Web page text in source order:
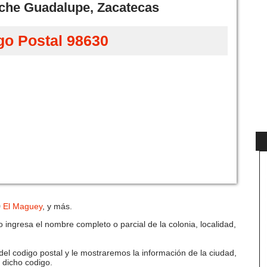
Guadalupe, Zacatecas
Postal 98630
El Maguey, y más.
el nombre completo o parcial de la colonia, localidad,
codigo postal y le mostraremos la información de la ciudad,
codigo.